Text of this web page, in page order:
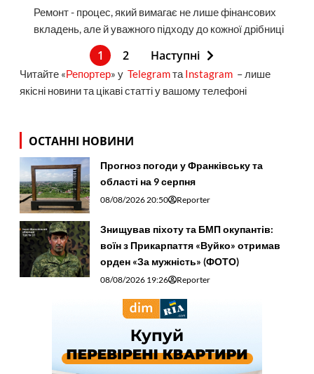
Ремонт - процес, який вимагає не лише фінансових
вкладень, але й уважного підходу до кожної дрібниці
1 2 Наступні
Читайте «Репортер» у Telegramта Instagram– лише
якісні новини та цікаві статті у вашому телефоні
ОСТАННІ НОВИНИ
Прогноз погоди у Франківську та
області на 9 серпня
08/08/2026 20:50 Reporter
Знищував піхоту та БМП окупантів:
воїн з Прикарпаття «Вуйко» отримав
орден «За мужність» (ФОТО)
08/08/2026 19:26 Reporter